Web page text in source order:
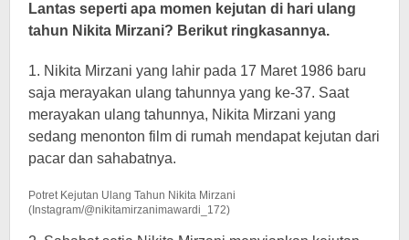
Lantas seperti apa momen kejutan di hari ulang
tahun Nikita Mirzani? Berikut ringkasannya.
1. Nikita Mirzani yang lahir pada 17 Maret 1986 baru
saja merayakan ulang tahunnya yang ke-37. Saat
merayakan ulang tahunnya, Nikita Mirzani yang
sedang menonton film di rumah mendapat kejutan dari
pacar dan sahabatnya.
Potret Kejutan Ulang Tahun Nikita Mirzani
(Instagram/@nikitamirzanimawardi_172)